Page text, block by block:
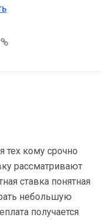
кому срочно
рассматривают
ставка понятная
небольшую
получается